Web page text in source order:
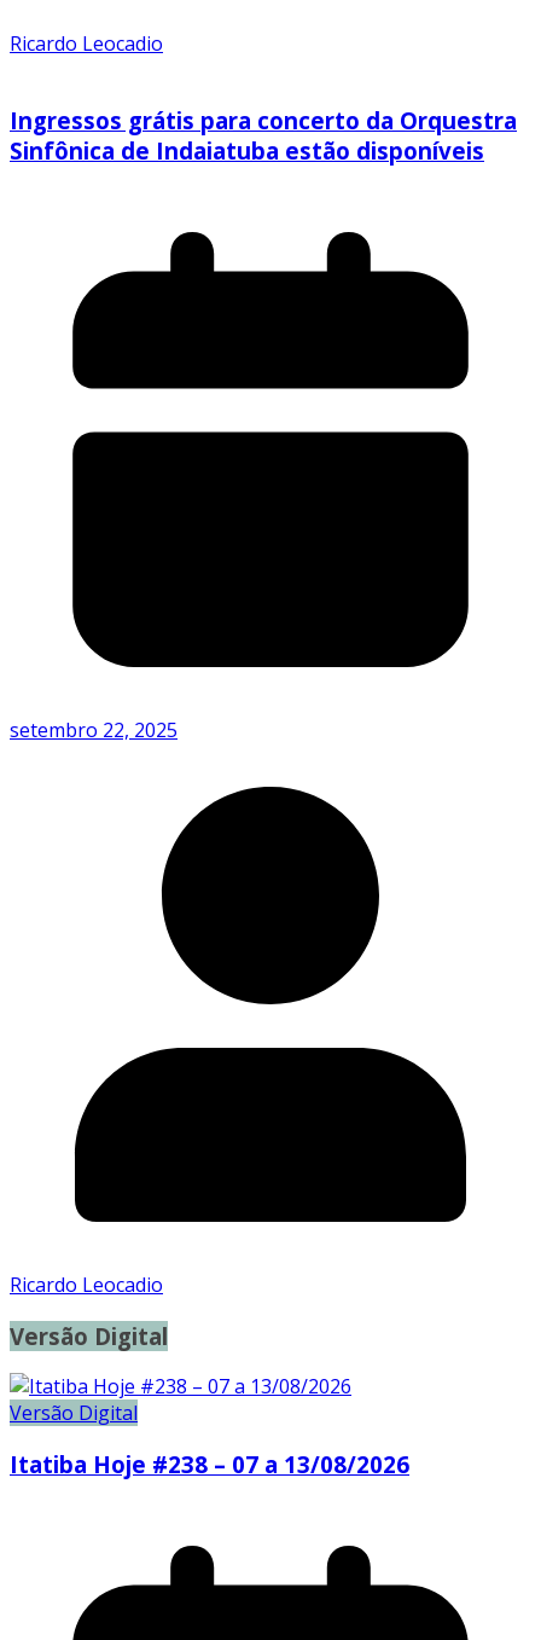
Ricardo Leocadio
Ingressos grátis para concerto da Orquestra
Sinfônica de Indaiatuba estão disponíveis
setembro 22, 2025
Ricardo Leocadio
Versão Digital
Versão Digital
Itatiba Hoje #238 – 07 a 13/08/2026